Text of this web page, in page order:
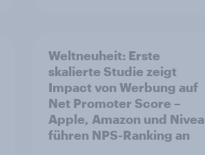
Weltneuheit: Erste
skalierte Studie zeigt
Impact von Werbung auf
Net Promoter Score –
Apple, Amazon und Nivea
führen NPS-Ranking an